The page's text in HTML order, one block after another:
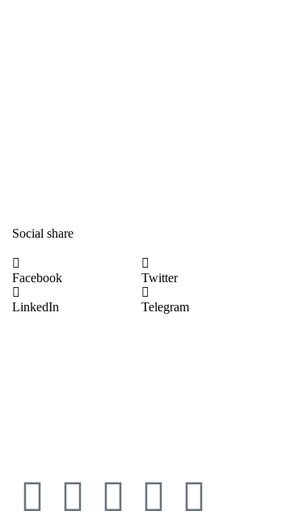
Social share
Facebook Twitter
LinkedIn Telegram